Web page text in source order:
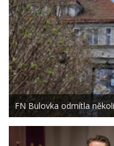
FN Bulovka odmítla